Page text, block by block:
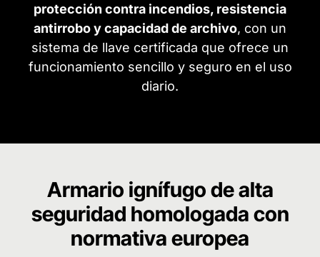
protección contra incendios, resistencia
antirrobo y capacidad de archivo, con un
sistema de llave certificada que ofrece un
funcionamiento sencillo y seguro en el uso
diario.
Armario ignífugo de alta
seguridad homologada con
normativa europea